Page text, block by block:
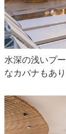
水深の浅いプ
なカバナもあり